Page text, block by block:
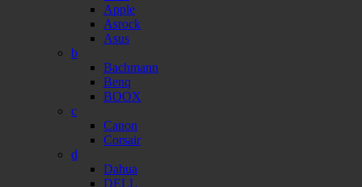
Apple
Asrock
Asus
b
Bachmann
Benq
BOOX
c
Canon
Corsair
d
Dahua
DELL